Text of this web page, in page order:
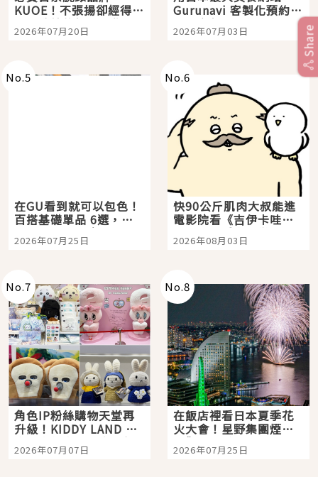
KUOE！不張揚卻經得起
時間洗鍊的經典之作五
選
2026年07月20日
Gurunavi 客製化預約九
大都市餐廳，打造專屬
美食體驗！
2026年07月03日
No.5
在GU看到就可以包色！
百搭基礎單品 6選，閉
眼全收也不心疼
2026年07月25日
No.6
快90公斤肌肉大叔能進
電影院看《吉伊卡哇》
嗎？日本重金屬樂團
「打首」會長與nagano
2026年08月03日
No.7
角色IP粉絲購物天堂再
升級！KIDDY LAND 原
宿店吉伊卡哇迎客，新
開幕 OMOKADO 店3分
2026年07月07日
No.8
在飯店裡看日本夏季花
火大會！星野集團煙火
景觀飯店6選，讓你不用
人擠人悠閒欣賞
2026年07月25日
Share